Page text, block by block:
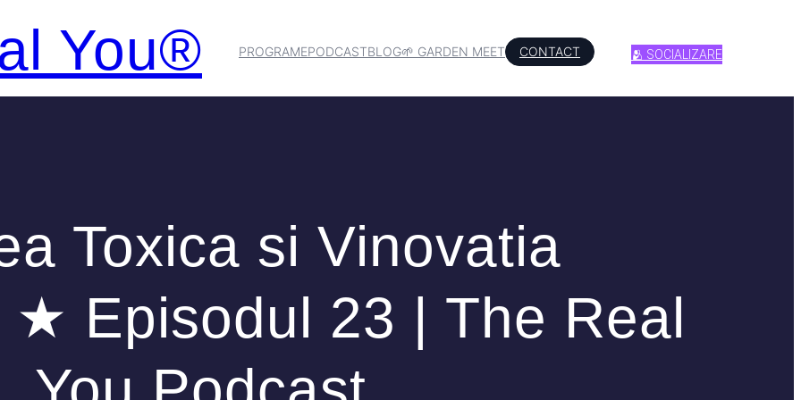
You® PROGRAMEPODCASTBLOG🌱 GARDEN MEET CONTACT 🫂 SOCIALIZARE
Toxica si Vinovatia
★ Episodul 23 | The Real